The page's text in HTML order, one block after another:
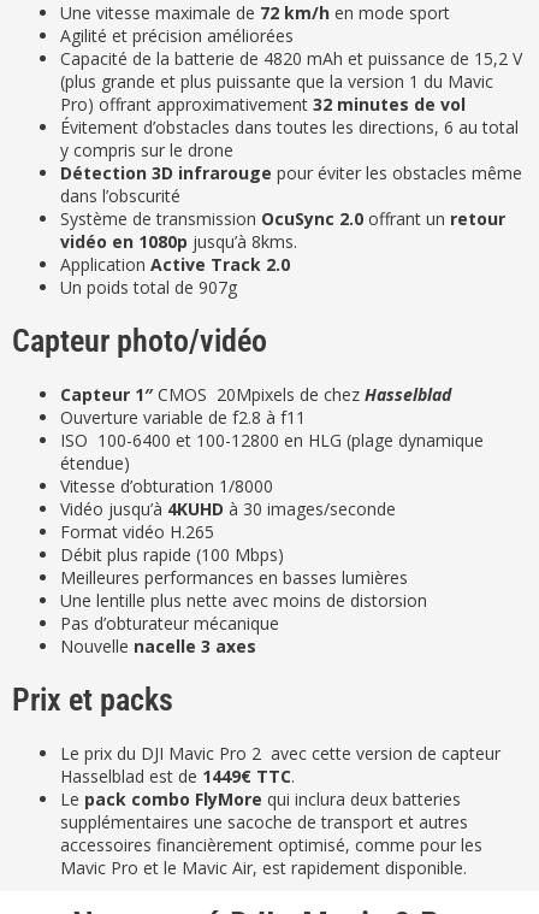
Une vitesse maximale de 72 km/h en mode sport
Agilité et précision améliorées
Capacité de la batterie de 4820 mAh et puissance de 15,2 V
(plus grande et plus puissante que la version 1 du Mavic
Pro) offrant approximativement 32 minutes de vol
Évitement d’obstacles dans toutes les directions, 6 au total
y compris sur le drone
Détection 3D infrarouge pour éviter les obstacles même
dans l’obscurité
Système de transmission OcuSync 2.0 offrant un retour
vidéo en 1080p jusqu’à 8kms.
Application Active Track 2.0
Un poids total de 907g
Capteur photo/vidéo
Capteur 1″CMOS 20Mpixels de chez Hasselblad
Ouverture variable de f2.8 à f11
ISO 100-6400 et 100-12800 en HLG (plage dynamique
étendue)
Vitesse d’obturation 1/8000
Vidéo jusqu’à 4KUHD à 30 images/seconde
Format vidéo H.265
Débit plus rapide (100 Mbps)
Meilleures performances en basses lumières
Une lentille plus nette avec moins de distorsion
Pas d’obturateur mécanique
Nouvelle nacelle 3 axes
Prix et packs
Le prix du DJI Mavic Pro 2 avec cette version de capteur
Hasselblad est de 1449€ TTC.
Le pack combo FlyMore qui inclura deux batteries
supplémentaires une sacoche de transport et autres
accessoires financièrement optimisé, comme pour les
Mavic Pro et le Mavic Air, est rapidement disponible.